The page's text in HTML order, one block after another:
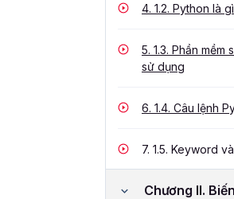
4. 1.2. Python là
5. 1.3. Phần
sử dụng
6. 1.4. Câu lệnh
7. 1.5. Keyword
Chương II.